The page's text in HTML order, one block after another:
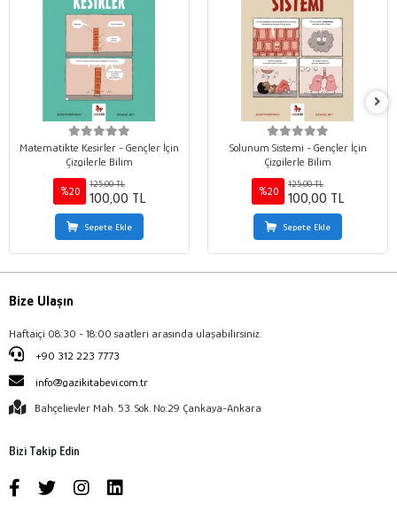
Matematikte Kesirler - Gençler İçin
Çizgilerle Bilim
%20
125,00 TL
100,00 TL
Sepete Ekle
Solunum Sistemi - Gençler İçin
Çizgilerle Bilim
%20
125,00 TL
100,00 TL
Sepete Ekle
Bize Ulaşın
Haftaiçi 08:30 - 18:00 saatleri arasında ulaşabilirsiniz.
+90 312 223 7773
info@gazikitabevi.com.tr
Bahçelievler Mah. 53. Sok. No:29 Çankaya-Ankara
Bizi Takip Edin